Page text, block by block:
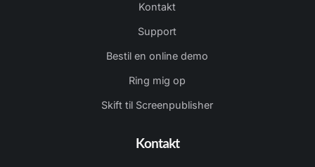
Kontakt
Support
Bestil en online demo
Ring mig op
Skift til Screenpublisher
Kontakt